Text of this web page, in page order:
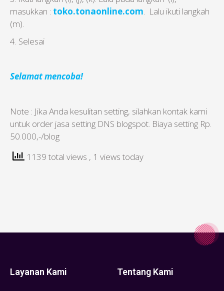
masukkan : toko.tonaonline.com. Lalu ikuti langkah
(m).
4. Selesai
Selamat mencoba!
Note : Jika Anda kesulitan setting, silahkan kontak kami
untuk order jasa setting DNS blogspot. Biaya setting Rp.
50.000,-/blog
1139 total views , 1 views today
Layanan Kami Tentang Kami